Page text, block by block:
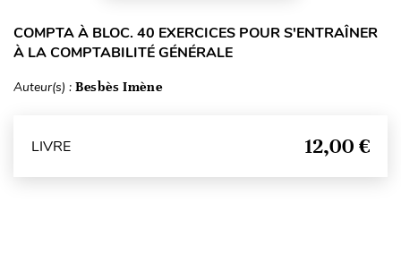
COMPTA À BLOC. 40 EXERCICES POUR S'ENTRAÎNER
À LA COMPTABILITÉ GÉNÉRALE
Auteur(s) : Besbès Imène
LIVRE 12,00 €